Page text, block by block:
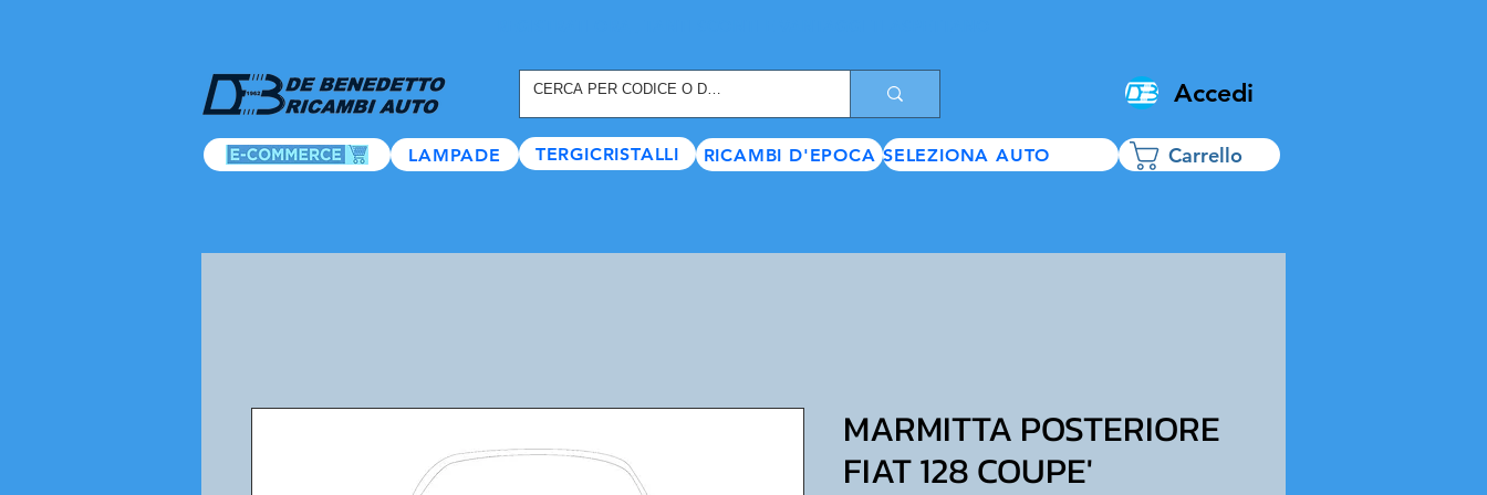
LAMPADE TERGICRISTALLI RICAMBI D'EPOCA SELEZIONA AUTO
Accedi
Carrello
MARMITTA POSTERIORE
FIAT 128 COUPE'